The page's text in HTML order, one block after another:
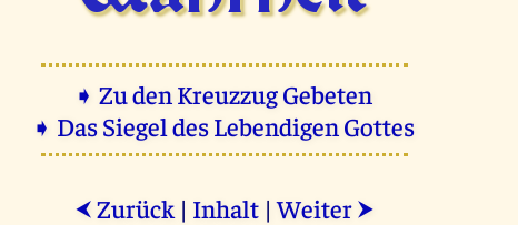
➧ Zu den Kreuzzug Gebeten
➧ Das Siegel des Lebendigen Gottes
⮜ Zurück | Inhalt |Weiter ⮞